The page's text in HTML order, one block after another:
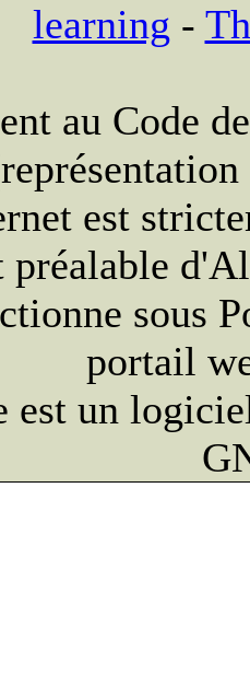
learning -
au Code
est
préalable
sous
portail
est un